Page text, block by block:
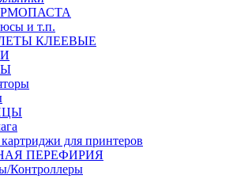
и т.п.
КЛЕЕВЫЕ
для принтеров
ПЕРЕФИРИЯ
Контроллеры